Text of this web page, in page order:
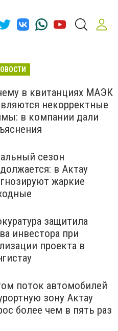
в квитанциях МАЭК
некорректные
в компании дали
сезон
в Актау
жаркие
защитила
инвестора при
проекта в
поток автомобилей
зону Актау
более чем в пять раз